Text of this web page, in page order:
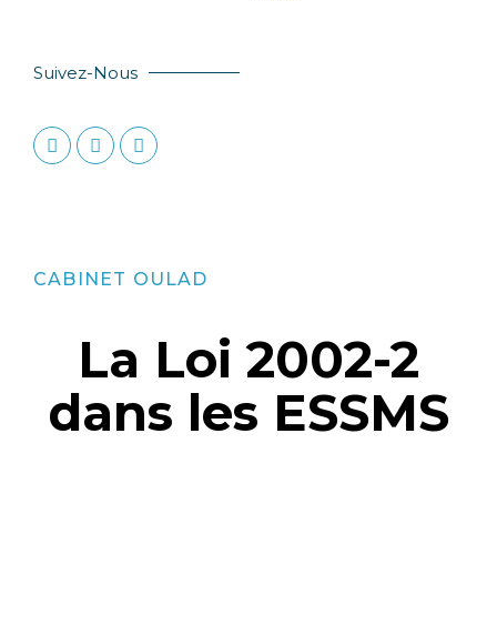
Suivez-Nous
CABINET OULAD
La Loi 2002-2
dans les ESSMS